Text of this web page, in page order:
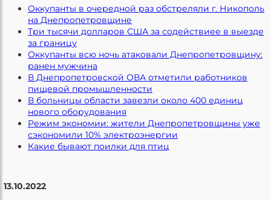
Оккупанты в очередной раз обстреляли г. Никополь
на Днепропетровщине
Три тысячи долларов США за содействиее в выезде
за границу
Оккупанты всю ночь атаковали Днепропетровщину:
ранен мужчина
В Днепропетровской ОВА отметили работников
пищевой промышленности
В больницы области завезли около 400 единиц
нового оборудования
Режим экономии: жители Днепропетровщины уже
сэкономили 10% электроэнергии
Какие бывают поилки для птиц
13.10.2022